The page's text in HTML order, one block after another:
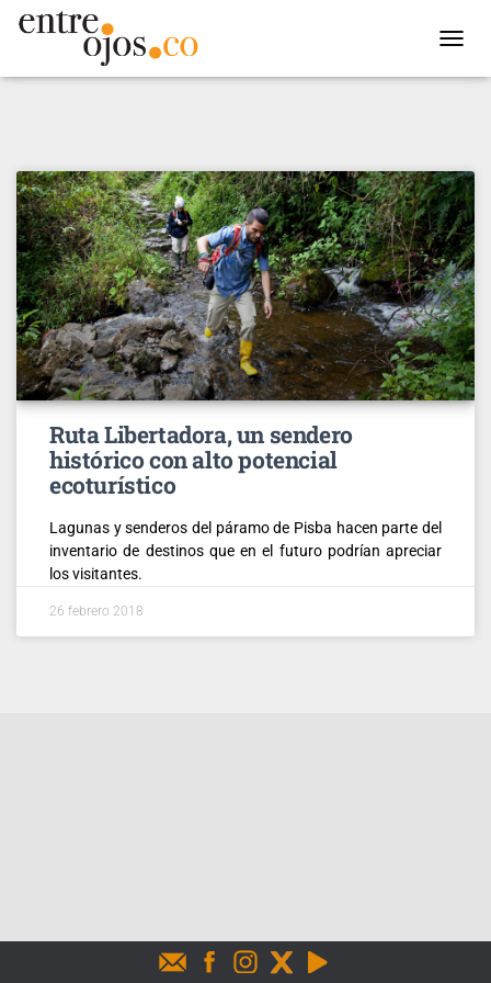
Ruta Libertadora, un sendero
histórico con alto potencial
ecoturístico
Lagunas y senderos del páramo de Pisba hacen parte del
inventario de destinos que en el futuro podrían apreciar
los visitantes.
26 febrero 2018